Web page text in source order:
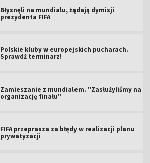
Błysnęli na mundialu, żądają dymisji
prezydenta FIFA
Polskie kluby w europejskich pucharach.
Sprawdź terminarz!
Zamieszanie z mundialem. "Zasłużyliśmy na
organizację finału"
FIFA przeprasza za błędy w realizacji planu
prywatyzacji